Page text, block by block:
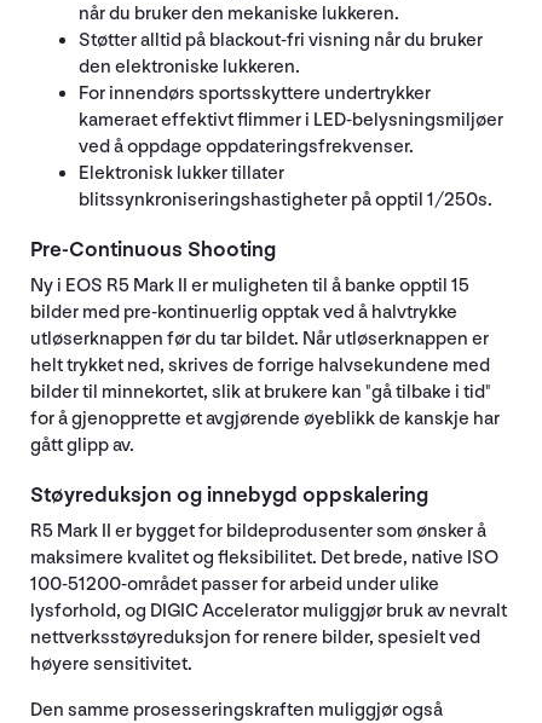
når du bruker den mekaniske lukkeren.
Støtter alltid på blackout-fri visning når du bruker
den elektroniske lukkeren.
For innendørs sportsskyttere undertrykker
kameraet effektivt flimmer i LED-belysningsmiljøer
ved å oppdage oppdateringsfrekvenser.
Elektronisk lukker tillater
blitssynkroniseringshastigheter på opptil 1/250s.
Pre-Continuous Shooting
Ny i EOS R5 Mark II er muligheten til å banke opptil 15
bilder med pre-kontinuerlig opptak ved å halvtrykke
utløserknappen før du tar bildet. Når utløserknappen er
helt trykket ned, skrives de forrige halvsekundene med
bilder til minnekortet, slik at brukere kan "gå tilbake i tid"
for å gjenopprette et avgjørende øyeblikk de kanskje har
gått glipp av.
Støyreduksjon og innebygd oppskalering
R5 Mark II er bygget for bildeprodusenter som ønsker å
maksimere kvalitet og fleksibilitet. Det brede, native ISO
100-51200-området passer for arbeid under ulike
lysforhold, og DIGIC Accelerator muliggjør bruk av nevralt
nettverksstøyreduksjon for renere bilder, spesielt ved
høyere sensitivitet.
Den samme prosesseringskraften muliggjør også